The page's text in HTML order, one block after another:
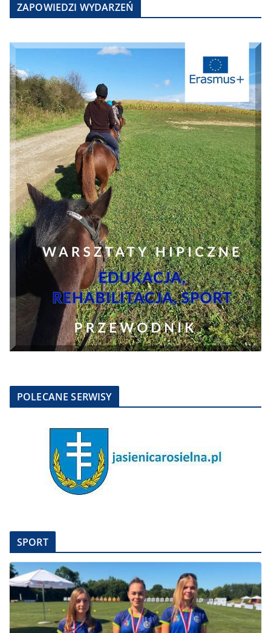
ZAPOWIEDZI WYDARZEŃ
POLECANE SERWISY
SPORT